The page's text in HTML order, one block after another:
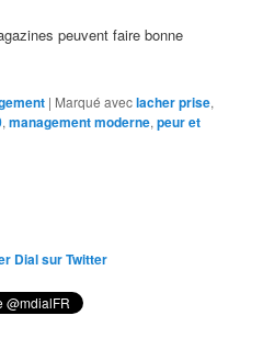
peuvent faire bonne
| Marqué aveclacher prise,
,management moderne,peur et
Dial sur Twitter